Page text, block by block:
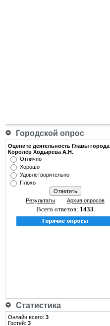
Городской опрос
Оцените деятельность Главы города
Королёв Ходырева А.Н.
Отлично
Хорошо
Удовлетворительно
Плохо
Результаты Архив опросов
Всего ответов: 1433
Статистика
Онлайн всего: 3
Гостей: 3